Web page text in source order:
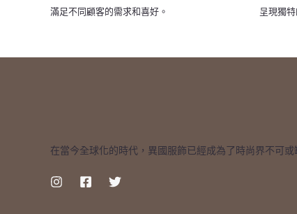
滿足不同顧客的需求和喜好。
呈現獨
在當今全球化的時代，異國服飾已經成為了時尚界不可或